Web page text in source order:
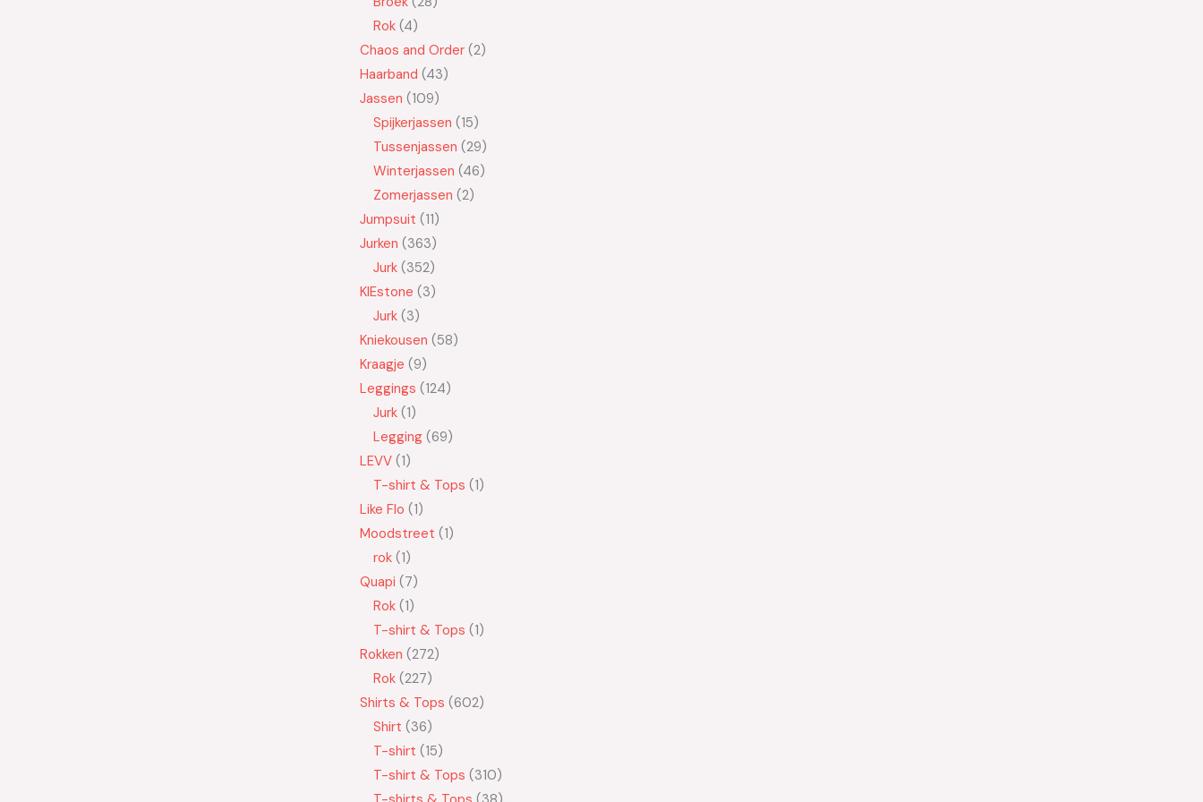
Rok 4
Chaos and Order 2
Haarband 43
Jassen 109
Spijkerjassen 15
Tussenjassen 29
Winterjassen 46
Zomerjassen 2
Jumpsuit 11
Jurken 363
Jurk 352
KIEstone 3
Jurk 3
Kniekousen 58
Kraagje 9
Leggings 124
Jurk 1
Legging 69
LEVV 1
T-shirt & Tops 1
Like Flo 1
Moodstreet 1
rok 1
Quapi 7
Rok 1
T-shirt & Tops 1
Rokken 272
Rok 227
Shirts & Tops 602
Shirt 36
T-shirt 15
T-shirt & Tops 310